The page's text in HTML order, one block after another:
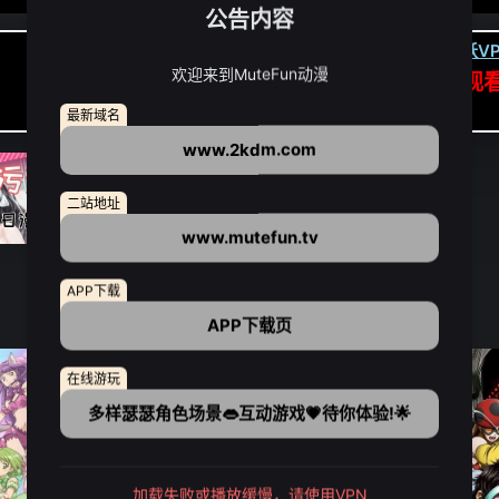
下载虎跃
APP高速专线可前往APP观
公告内容
欢迎来到MuteFun动漫
最新域名
www.2kdm.com
二站地址
www.mutefun.tv
APP下载
APP下载页
在线游玩
多样瑟瑟角色场景👄互动游戏💗待你体验!🌟
加载失败或播放缓慢，请使用VPN